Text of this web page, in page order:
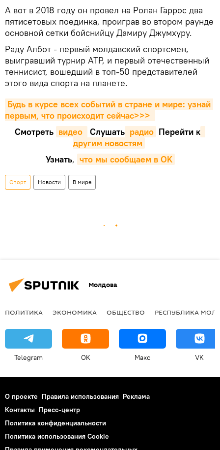
А вот в 2018 году он провел на Ролан Гаррос два
пятисетовых поединка, проиграв во втором раунде
основной сетки бойснийцу Дамиру Джумхуру.
Раду Албот - первый молдавский спортсмен,
выигравший турнир АТР, и первый отечественный
теннисист, вошедший в топ-50 представителей
этого вида спорта на планете.
Будь в курсе всех событий в стране и мире: узнай
первым, что происходит сейчаc>>>
Смотреть видео Cлушать радио Перейти к
другим новостям
Узнать, что мы сообщаем в OK
Спорт Новости В мире
Молдова
ПОЛИТИКА ЭКОНОМИКА ОБЩЕСТВО РЕСПУБЛИКА
Telegram OK Макс VK
О проекте Правила использования Реклама
Контакты Пресс-центр
Политика конфиденциальности
Политика использования Cookie